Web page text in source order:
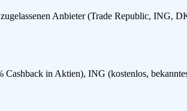
Anbieter (Trade Republic, ING,
in Aktien), ING (kostenlos,